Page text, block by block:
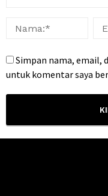
Simpan nama, email,
untuk komentar saya